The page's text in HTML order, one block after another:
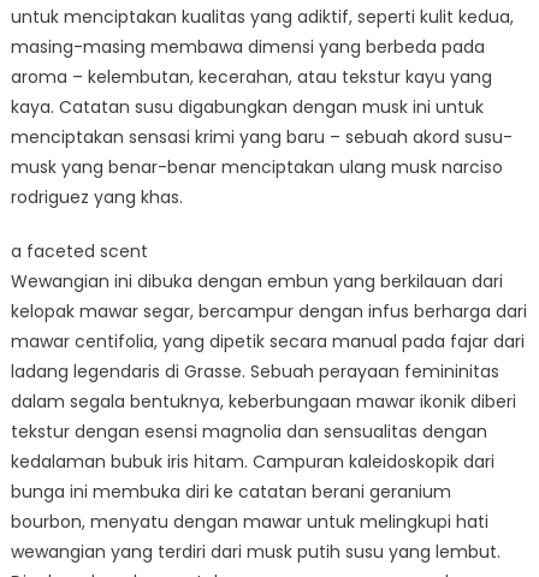
untuk menciptakan kualitas yang adiktif, seperti kulit kedua,
masing-masing membawa dimensi yang berbeda pada
aroma – kelembutan, kecerahan, atau tekstur kayu yang
kaya. Catatan susu digabungkan dengan musk ini untuk
menciptakan sensasi krimi yang baru – sebuah akord susu-
musk yang benar-benar menciptakan ulang musk narciso
rodriguez yang khas.
a faceted scent
Wewangian ini dibuka dengan embun yang berkilauan dari
kelopak mawar segar, bercampur dengan infus berharga dari
mawar centifolia, yang dipetik secara manual pada fajar dari
ladang legendaris di Grasse. Sebuah perayaan femininitas
dalam segala bentuknya, keberbungaan mawar ikonik diberi
tekstur dengan esensi magnolia dan sensualitas dengan
kedalaman bubuk iris hitam. Campuran kaleidoskopik dari
bunga ini membuka diri ke catatan berani geranium
bourbon, menyatu dengan mawar untuk melingkupi hati
wewangian yang terdiri dari musk putih susu yang lembut.